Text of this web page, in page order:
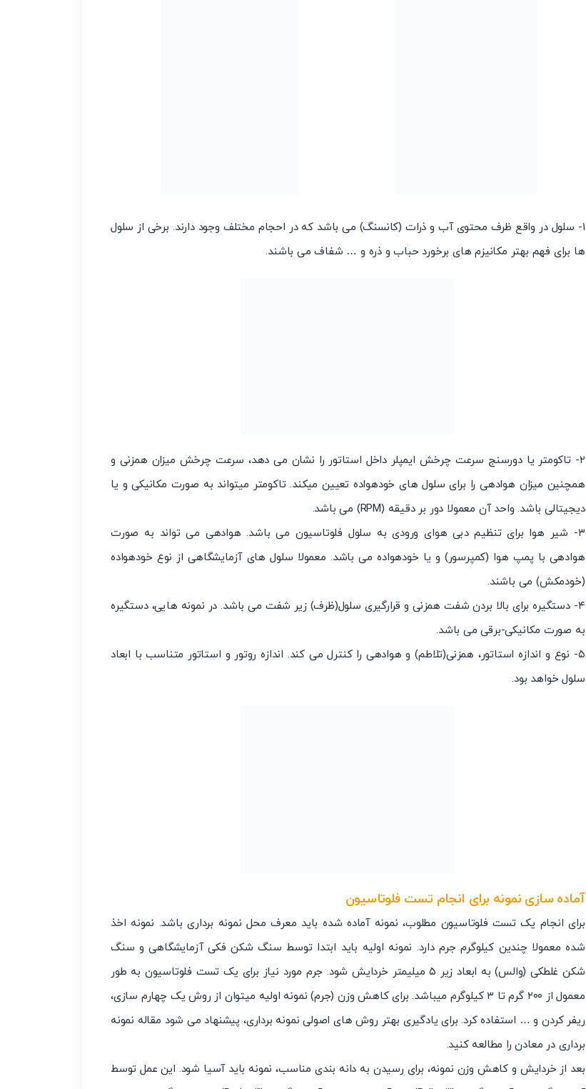
۱- سلول در واقع ظرف محتوی آب و ذرات (کانسنگ) می باشد که در احجام مختلف وجود دارند. برخی از سلول
ها برای فهم بهتر مکانیزم های برخورد حباب و ذره و … شفاف می باشند.
۲- تاکومتر یا دورسنج سرعت چرخش ایمپلر داخل استاتور را نشان می دهد، سرعت چرخش میزان همزنی و
همچنین میزان هوادهی را برای سلول های خودهواده تعیین میکند. تاکومتر میتواند به صورت مکانیکی و یا
دیجیتالی باشد. واحد آن معمولا دور بر دقیقه (RPM) می باشد.
۳- شیر هوا برای تنظیم دبی هوای ورودی به سلول فلوتاسیون می باشد. هوادهی می تواند به صورت
هوادهی با پمپ هوا (کمپرسور) و یا خودهواده می باشد. معمولا سلول های آزمایشگاهی از نوع خودهواده
(خودمکش) می باشند.
۴- دستگیره برای بالا بردن شفت همزنی و قرارگیری سلول(ظرف) زیر شفت می باشد. در نمونه هایی، دستگیره
به صورت مکانیکی-برقی می باشد.
۵- نوع و اندازه استاتور، همزنی(تلاطم) و هوادهی را کنترل می کند. اندازه روتور و استاتور متناسب با ابعاد
سلول خواهد بود.
آماده سازی نمونه برای انجام تست فلوتاسیون
برای انجام یک تست فلوتاسیون مطلوب، نمونه آماده شده باید معرف محل نمونه برداری باشد. نمونه اخذ
شده معمولا چندین کیلوگرم جرم دارد. نمونه اولیه باید ابتدا توسط سنگ شکن فکی آزمایشگاهی و سنگ
شکن غلطکی (والس) به ابعاد زیر ۵ میلیمتر خردایش شود. جرم مورد نیاز برای یک تست فلوتاسیون به طور
معمول از ۲۰۰ گرم تا ۳ کیلوگرم میباشد. برای کاهش وزن (جرم) نمونه اولیه میتوان از روش یک چهارم سازی،
ریفر کردن و … استفاده کرد. برای یادگیری بهتر روش های اصولی نمونه برداری، پیشنهاد می شود مقاله نمونه
برداری در معادن را مطالعه کنید.
بعد از خردایش و کاهش وزن نمونه، برای رسیدن به دانه بندی مناسب، نمونه باید آسیا شود. این عمل توسط